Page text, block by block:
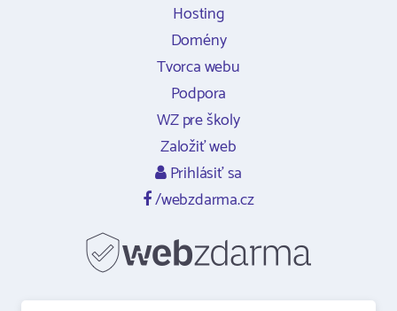
Hosting
Domény
Tvorca webu
Podpora
WZ pre školy
Založiť web
Prihlásiť sa
/webzdarma.cz